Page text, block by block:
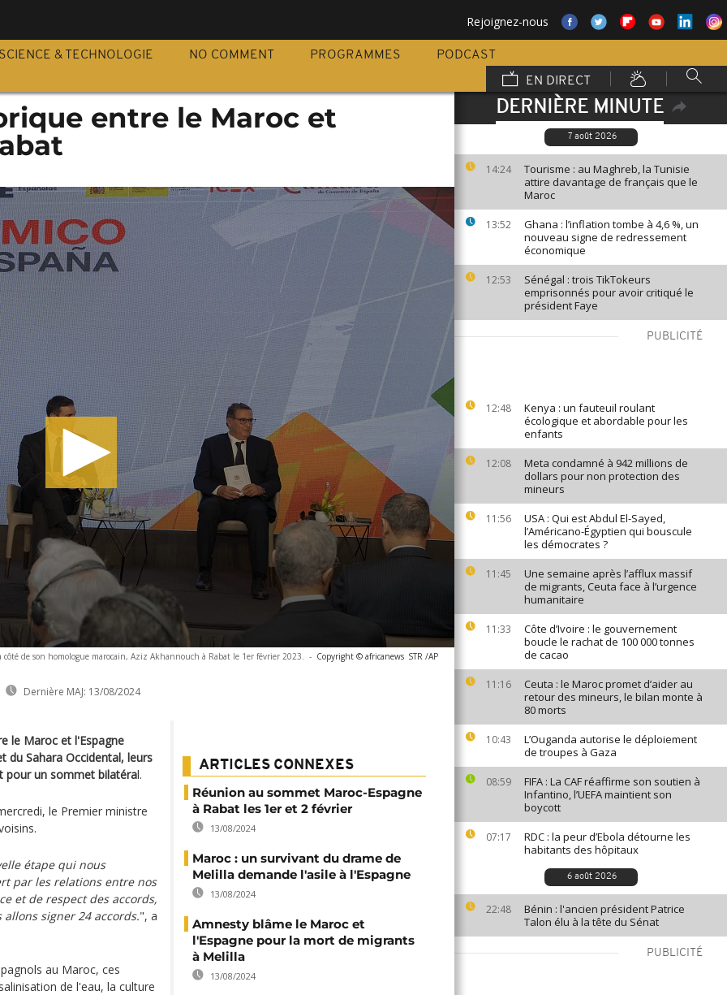
Rejoignez-nous
SCIENCE & TECHNOLOGIE NO COMMENT PROGRAMMES
PODCAST
EN DIRECT
DERNIÈRE MINUTE
7 août 2026
14:24
Tourisme : au Maghreb, la Tunisie
attire davantage de français que le
Maroc
13:52
Ghana : l’inflation tombe à 4,6 %, un
nouveau signe de redressement
économique
12:53
Sénégal : trois TikTokeurs
emprisonnés pour avoir critiqué le
président Faye
PUBLICITÉ
12:48
Kenya : un fauteuil roulant
écologique et abordable pour les
enfants
12:08
Meta condamné à 942 millions de
dollars pour non protection des
mineurs
11:56
USA : Qui est Abdul El-Sayed,
l’Américano-Égyptien qui bouscule
les démocrates ?
11:45
Une semaine après l’afflux massif
de migrants, Ceuta face à l’urgence
humanitaire
11:33
Côte d’Ivoire : le gouvernement
boucle le rachat de 100 000 tonnes
de cacao
11:16
Ceuta : le Maroc promet d’aider au
retour des mineurs, le bilan monte à
80 morts
10:43
L’Ouganda autorise le déploiement
de troupes à Gaza
08:59
FIFA : La CAF réaffirme son soutien à
Infantino, l’UEFA maintient son
boycott
07:17
RDC : la peur d’Ebola détourne les
habitants des hôpitaux
6 août 2026
22:48
Bénin : l'ancien président Patrice
Talon élu à la tête du Sénat
PUBLICITÉ
entre le Maroc et
côté de son homologue marocain, Aziz Akhannouch à Rabat le 1er février 2023. - Copyright © africanews STR /AP
Dernière MAJ: 13/08/2024
le Maroc et l'Espagne
du Sahara Occidental, leurs
pour un sommet bilatéral.
le Premier ministre
étape qui nous
par les relations entre nos
et de respect des accords,
signer 24 accords.", a
au Maroc, ces
de l'eau, la culture
ARTICLES CONNEXES
Réunion au sommet Maroc-Espagne
à Rabat les 1er et 2 février
13/08/2024
Maroc : un survivant du drame de
Melilla demande l'asile à l'Espagne
13/08/2024
Amnesty blâme le Maroc et
l'Espagne pour la mort de migrants
à Melilla
13/08/2024